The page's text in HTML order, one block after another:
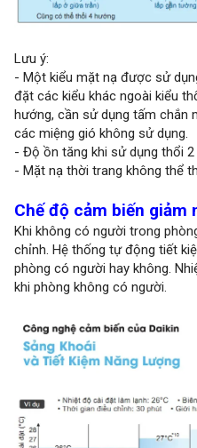
Lưu ý:
- Một kiểu mặt nạ được sử
đặt các kiểu khác ngoài kiểu
hướng, cần sử dụng tấm chắn
các miệng gió không sử dụng.
- Độ ồn tăng khi sử dụng thổi
- Mặt nạ thời trang không thể
Chế độ cảm biến giảm
Khi không có người trong
chỉnh. Hệ thống tự động tiết
phòng có người hay không.
khi phòng không có người.